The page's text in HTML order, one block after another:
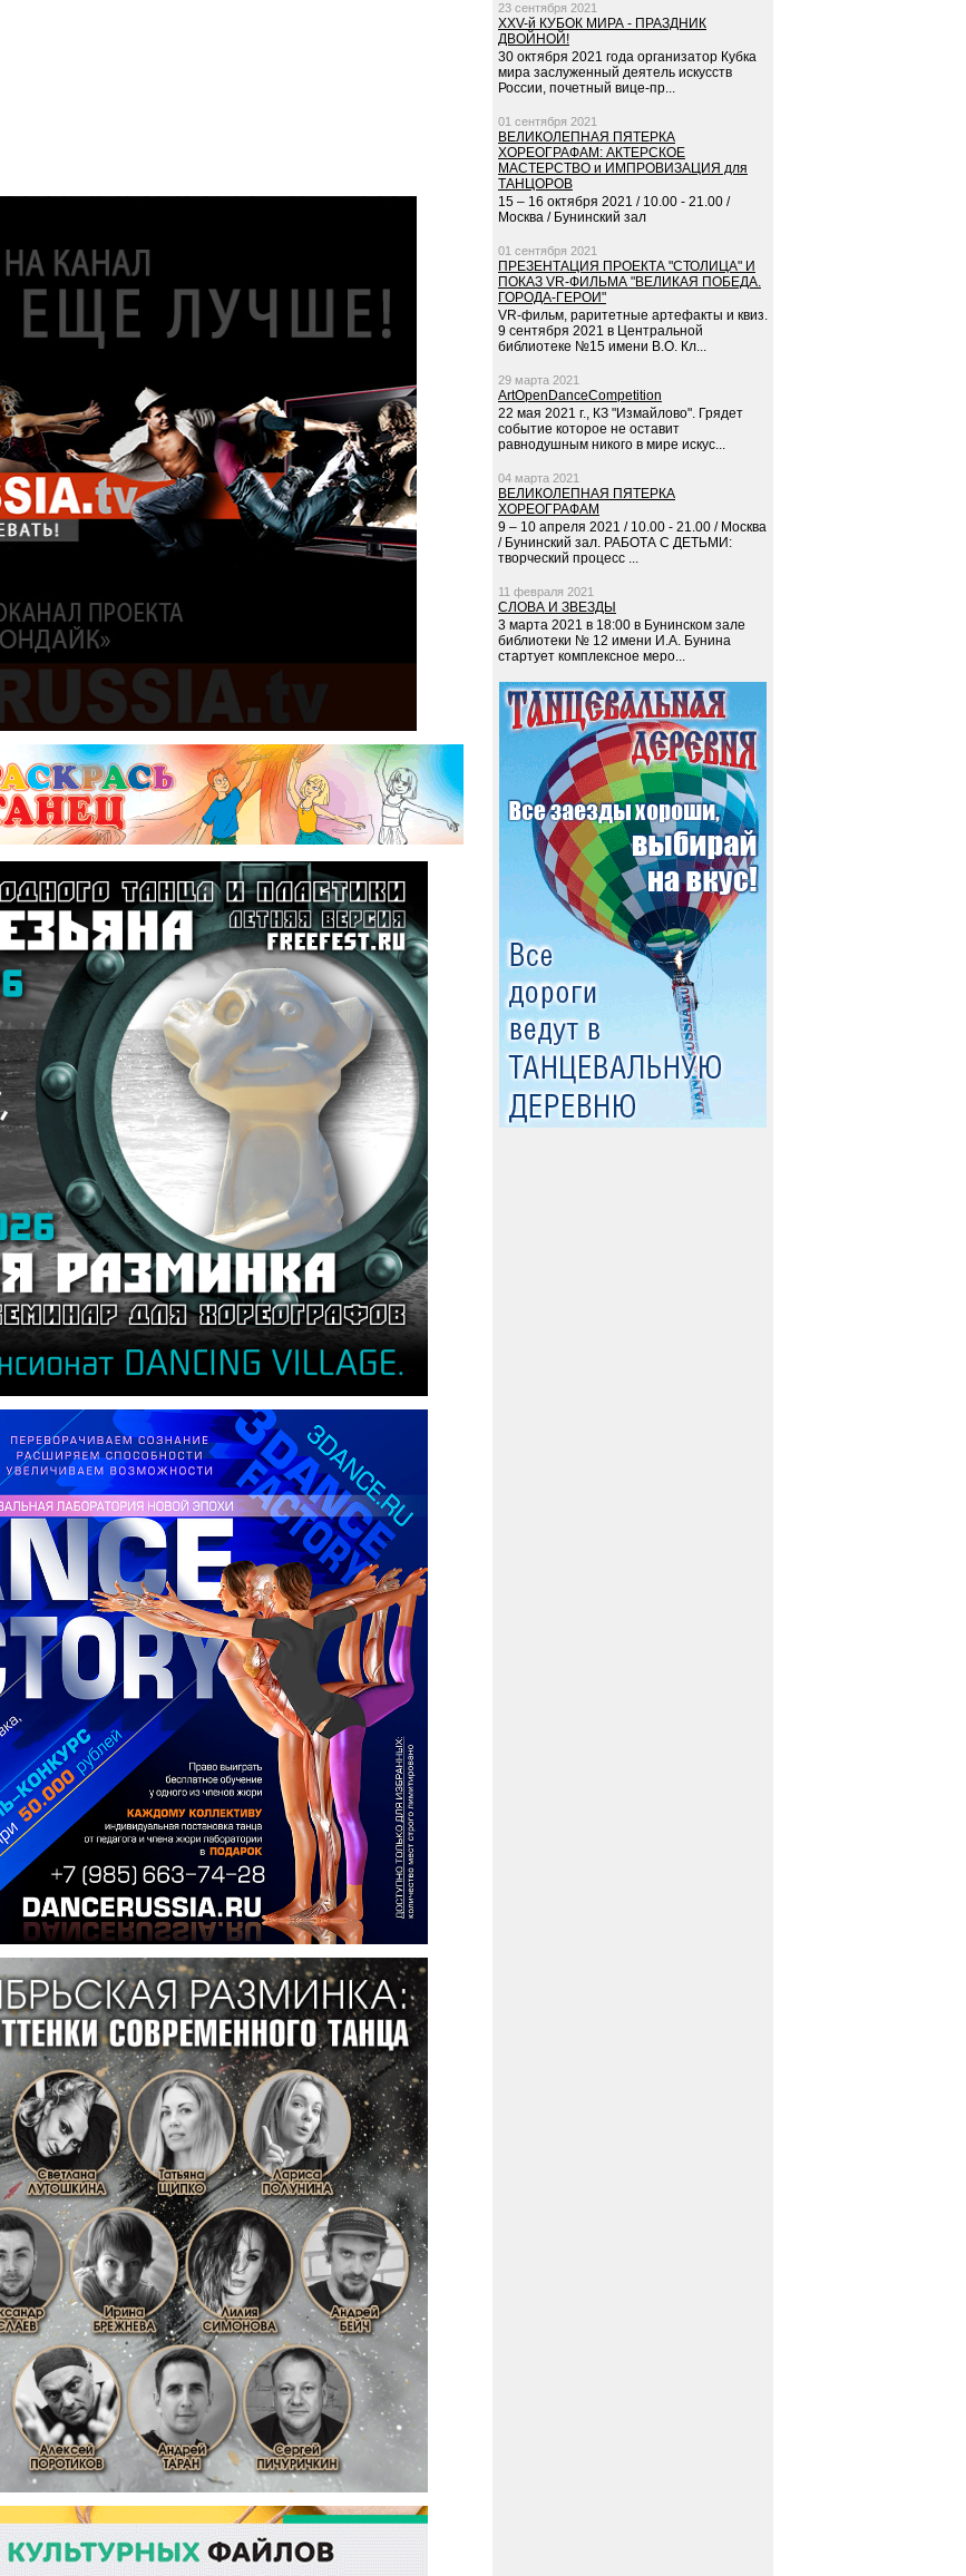
23 сентября 2021
XXV-й КУБОК МИРА - ПРАЗДНИК
ДВОЙНОЙ!
30 октября 2021 года организатор Кубка
мира заслуженный деятель искусств
России, почетный вице-пр...
01 сентября 2021
ВЕЛИКОЛЕПНАЯ ПЯТЕРКА
ХОРЕОГРАФАМ: АКТЕРСКОЕ
МАСТЕРСТВО и ИМПРОВИЗАЦИЯ для
ТАНЦОРОВ
15 – 16 октября 2021 / 10.00 - 21.00 /
Москва / Бунинский зал
01 сентября 2021
ПРЕЗЕНТАЦИЯ ПРОЕКТА "СТОЛИЦА" И
ПОКАЗ VR-ФИЛЬМА "ВЕЛИКАЯ ПОБЕДА.
ГОРОДА-ГЕРОИ"
VR-фильм, раритетные артефакты и квиз.
9 сентября 2021 в Центральной
библиотеке №15 имени В.О. Кл...
29 марта 2021
ArtOpenDanceCompetition
22 мая 2021 г., КЗ "Измайлово". Грядет
событие которое не оставит
равнодушным никого в мире искус...
04 марта 2021
ВЕЛИКОЛЕПНАЯ ПЯТЕРКА
ХОРЕОГРАФАМ
9 – 10 апреля 2021 / 10.00 - 21.00 / Москва
/ Бунинский зал. РАБОТА С ДЕТЬМИ:
творческий процесс ...
11 февраля 2021
СЛОВА И ЗВЕЗДЫ
3 марта 2021 в 18:00 в Бунинском зале
библиотеки № 12 имени И.А. Бунина
стартует комплексное меро...